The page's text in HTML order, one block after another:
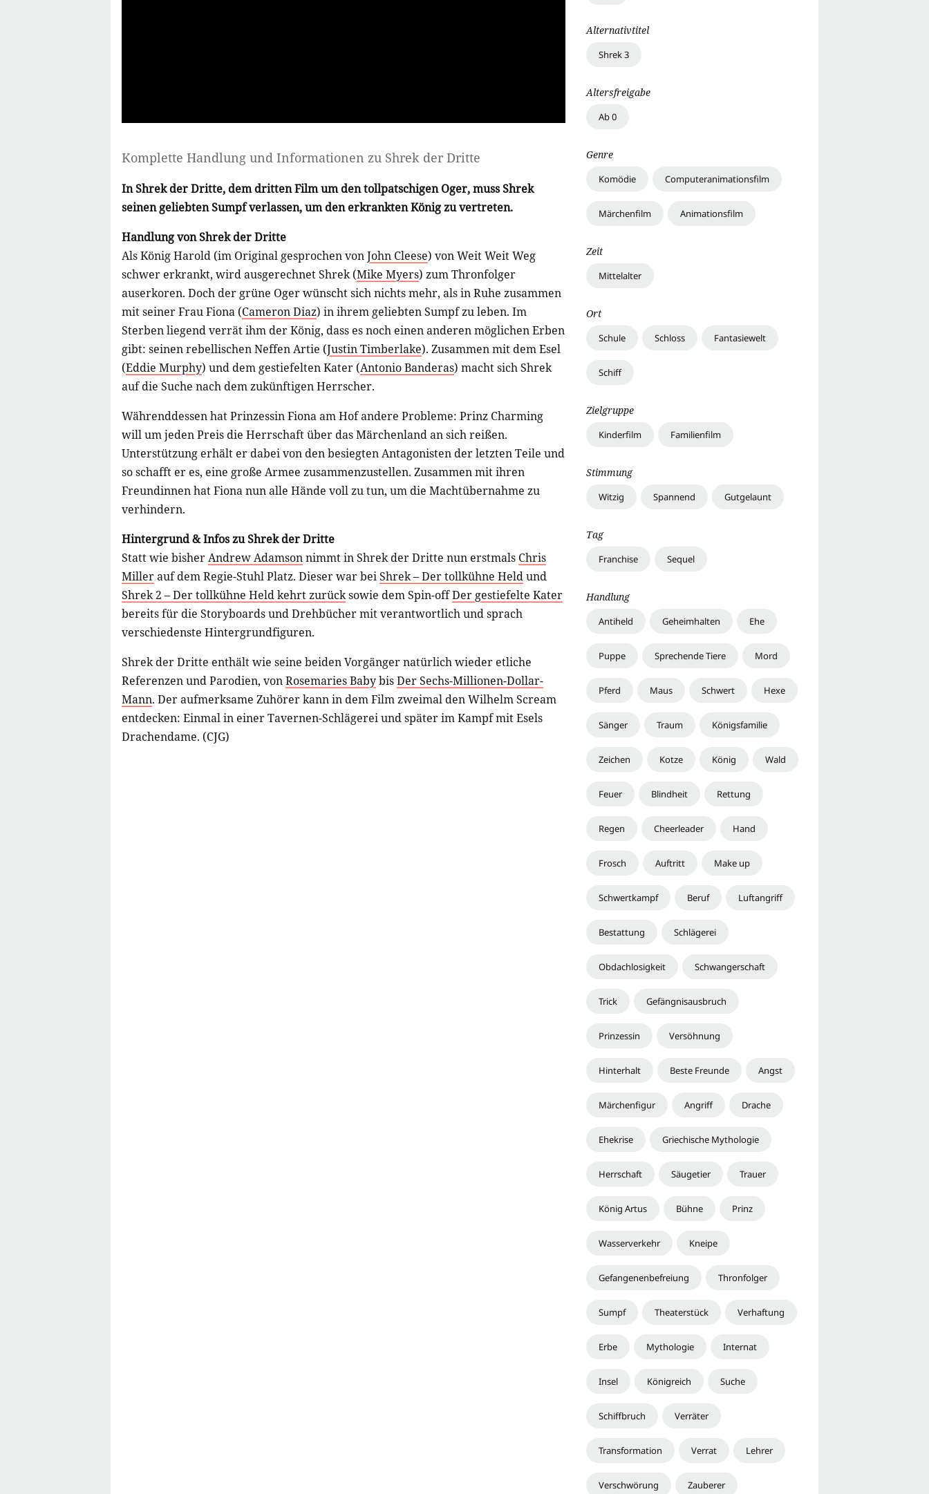
Komplette Handlung und Informationen zu Shrek der Dritte
In Shrek der Dritte, dem dritten Film um den tollpatschigen Oger, muss Shrek
seinen geliebten Sumpf verlassen, um den erkrankten König zu vertreten.
Handlung von Shrek der Dritte
Als König Harold (im Original gesprochen vonJohn Cleese) von Weit Weit Weg
schwer erkrankt, wird ausgerechnet Shrek (Mike Myers) zum Thronfolger
auserkoren. Doch der grüne Oger wünscht sich nichts mehr, als in Ruhe zusammen
mit seiner Frau Fiona (Cameron Diaz) in ihrem geliebten Sumpf zu leben. Im
Sterben liegend verrät ihm der König, dass es noch einen anderen möglichen Erben
gibt: seinen rebellischen Neffen Artie (Justin Timberlake). Zusammen mit dem Esel
(Eddie Murphy) und dem gestiefelten Kater (Antonio Banderas) macht sich Shrek
auf die Suche nach dem zukünftigen Herrscher.
Währenddessen hat Prinzessin Fiona am Hof andere Probleme: Prinz Charming
will um jeden Preis die Herrschaft über das Märchenland an sich reißen.
Unterstützung erhält er dabei von den besiegten Antagonisten der letzten Teile und
so schafft er es, eine große Armee zusammenzustellen. Zusammen mit ihren
Freundinnen hat Fiona nun alle Hände voll zu tun, um die Machtübernahme zu
verhindern.
Hintergrund & Infos zu Shrek der Dritte
Statt wie bisherAndrew Adamsonnimmt in Shrek der Dritte nun erstmals Chris
Millerauf dem Regie-Stuhl Platz. Dieser war beiShrek – Der tollkühne Heldund
Shrek 2 – Der tollkühne Held kehrt zurücksowie dem Spin-offDer gestiefelte Kater
bereits für die Storyboards und Drehbücher mit verantwortlich und sprach
verschiedenste Hintergrundfiguren.
Shrek der Dritte enthält wie seine beiden Vorgänger natürlich wieder etliche
Referenzen und Parodien, vonRosemaries BabybisDer Sechs-Millionen-Dollar-
Mann. Der aufmerksame Zuhörer kann in dem Film zweimal den Wilhelm Scream
entdecken: Einmal in einer Tavernen-Schlägerei und später im Kampf mit Esels
Drachendame. (CJG)
Alternativtitel
Shrek 3
Altersfreigabe
Ab 0
Genre
Komödie Computeranimationsfilm
Märchenfilm Animationsfilm
Zeit
Mittelalter
Ort
Schule Schloss Fantasiewelt
Schiff
Zielgruppe
Kinderfilm Familienfilm
Stimmung
Witzig Spannend Gutgelaunt
Tag
Franchise Sequel
Handlung
Antiheld Geheimhalten Ehe
Puppe Sprechende Tiere Mord
Pferd Maus Schwert Hexe
Sänger Traum Königsfamilie
Zeichen Kotze König Wald
Feuer Blindheit Rettung
Regen Cheerleader Hand
Frosch Auftritt Make up
Schwertkampf Beruf Luftangriff
Bestattung Schlägerei
Obdachlosigkeit Schwangerschaft
Trick Gefängnisausbruch
Prinzessin Versöhnung
Hinterhalt Beste Freunde Angst
Märchenfigur Angriff Drache
Ehekrise Griechische Mythologie
Herrschaft Säugetier Trauer
König Artus Bühne Prinz
Wasserverkehr Kneipe
Gefangenenbefreiung Thronfolger
Sumpf Theaterstück Verhaftung
Erbe Mythologie Internat
Insel Königreich Suche
Schiffbruch Verräter
Transformation Verrat Lehrer
Verschwörung Zauberer